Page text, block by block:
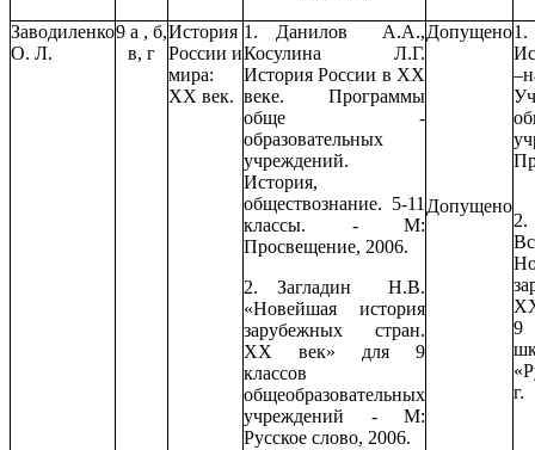
Заводиленко
О. Л.
9 а , б,
в, г
История
России и
мира:
ХХ век.
1. Данилов А.А.,
Косулина Л.Г.
История России в ХХ
веке. Программы
обще -
образовательных
учреждений.
История,
обществознание. 5-11
классы. - М:
Просвещение, 2006.
2. Загладин Н.В.
«Новейшая история
зарубежных стран.
ХХ век» для 9
классов
общеобразовательных
учреждений - М:
Русское слово, 2006.
Допущено
Допущено
9
г.